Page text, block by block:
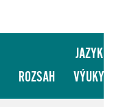
ROZSAH
JAZYK
VÝUKY